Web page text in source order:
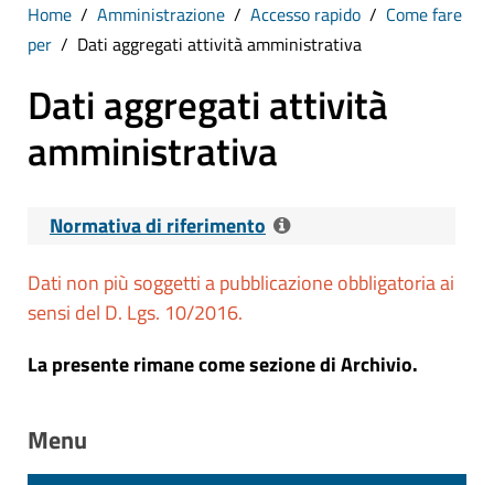
Home Amministrazione Accesso rapido
Come fare
per
Dati aggregati attività amministrativa
Dati aggregati attività
amministrativa
Normativa di riferimento
Riferimenti normativi:D. Lgs. 14 Marzo
2013 n. 33 - Art. 24, c. 1 - Obblighi di
all'attività amministrativa
Dati non più soggetti a pubblicazione obbligatoria ai
sensi del D. Lgs. 10/2016.
La presente rimane come sezione di Archivio.
Menu